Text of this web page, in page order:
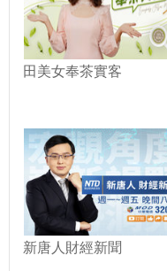
田美女奉茶實客
新唐人財經新聞